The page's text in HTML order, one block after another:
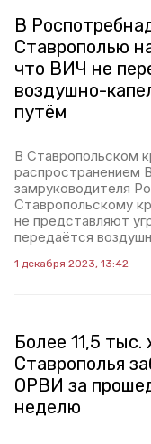
В
Ставрополью
что ВИЧ не
воздушно-
путём
В Ставропольском
распространением
замруководителя
Ставропольскому
не представляют
передаётся
1 декабря 2023, 13:42
Более 11,5
Ставрополья
ОРВИ за
неделю